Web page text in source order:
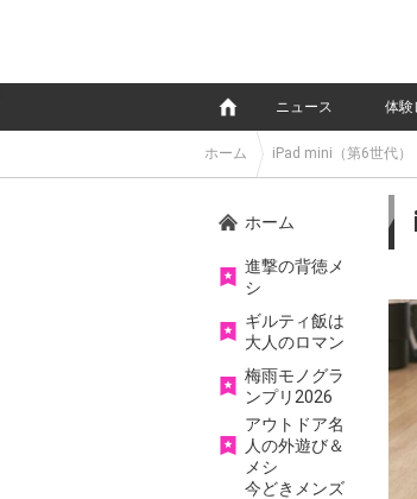
ニュース 体験
ホーム iPad mini（第6世代）
ホーム
進撃の背徳メ
シ
ギルティ飯は
大人のロマン
梅雨モノグラ
ンプリ2026
アウトドア名
人の外遊び＆
メシ
今どきメンズ